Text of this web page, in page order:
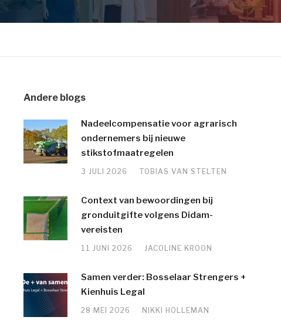
Andere blogs
Nadeelcompensatie voor agrarisch
ondernemers bij nieuwe
stikstofmaatregelen
3 JULI 2026 TOBIAS VAN STELTEN
Context van bewoordingen bij
gronduitgifte volgens Didam-
vereisten
11 JUNI 2026 JACOLINE KROON
Samen verder: Bosselaar Strengers +
Kienhuis Legal
28 MEI 2026 NIKKI HOLLEMAN